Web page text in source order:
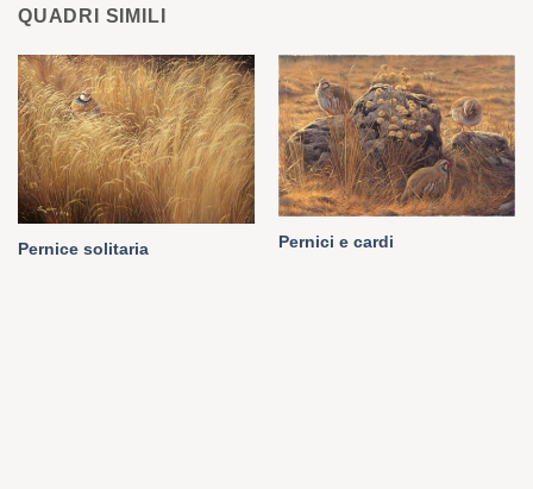
QUADRI SIMILI
Pernice solitaria Pernici e cardi